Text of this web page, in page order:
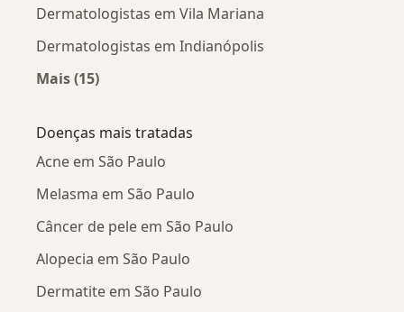
Dermatologistas em Vila Mariana
Dermatologistas em Indianópolis
Mais (15)
Doenças mais tratadas
Acne em São Paulo
Melasma em São Paulo
Câncer de pele em São Paulo
Alopecia em São Paulo
Dermatite em São Paulo